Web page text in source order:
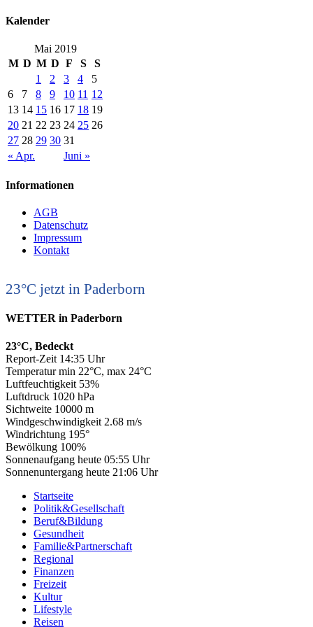
Kalender
Mai 2019
M D M D F S S
« Apr. Juni »
1 2 3 4
5
6
7 8 9 10 11 12
13 14 15 16 17 18 19
20 21 22 23 24 25 26
27 28 29 30 31
Informationen
AGB
Datenschutz
Impressum
Kontakt
23°C jetzt in Paderborn
WETTER in Paderborn
23°C, Bedeckt
Report-Zeit 14:35 Uhr
Temperatur min 22°C, max 24°C
Luftfeuchtigkeit 53%
Luftdruck 1020 hPa
Sichtweite 10000 m
Windgeschwindigkeit 2.68 m/s
Windrichtung 195°
Bewölkung 100%
Sonnenaufgang heute 05:55 Uhr
Sonnenuntergang heute 21:06 Uhr
Startseite
Politik&Gesellschaft
Beruf&Bildung
Gesundheit
Familie&Partnerschaft
Regional
Finanzen
Freizeit
Kultur
Lifestyle
Reisen